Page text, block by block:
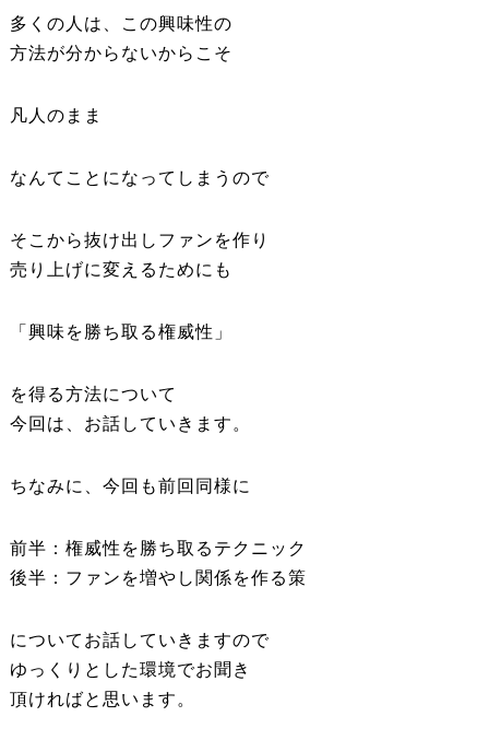
多くの人は、この興味性の
方法が分からないからこそ
凡人のまま
なんてことになってしまうので
そこから抜け出しファンを作り
売り上げに変えるためにも
「興味を勝ち取る権威性」
を得る方法について
今回は、お話していきます。
ちなみに、今回も前回同様に
前半：権威性を勝ち取るテクニック
後半：ファンを増やし関係を作る策
についてお話していきますので
ゆっくりとした環境でお聞き
頂ければと思います。